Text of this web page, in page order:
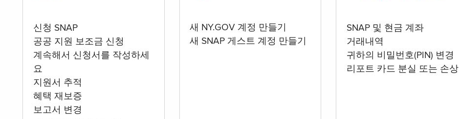
신청 SNAP
공공 지원 보조금 신청
계속해서 신청서를 작성하세
요
지원서 추적
혜택 재보증
보고서 변경
새 NY.GOV 계정 만들기
새 SNAP 게스트 계정 만들기
SNAP 및 현금 계좌
거래내역
귀하의 비밀번호(PIN) 변경
리포트 카드 분실 또는 손상